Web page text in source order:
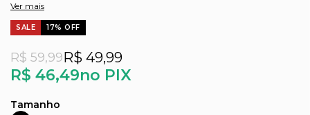
Ver mais
17% OFF
SALE
R$ 46,49no PIX
R$ 59,99R$ 49,99